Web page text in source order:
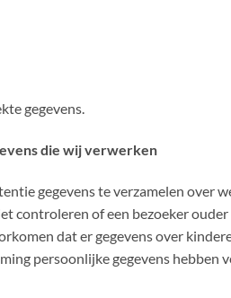
gegevens.
die wij verwerken
gegevens te verzamelen over
controleren of een bezoeker
dat er gegevens over
persoonlijke gegevens hebben